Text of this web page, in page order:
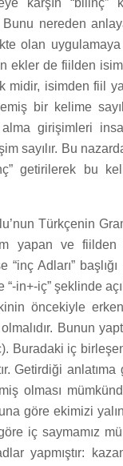
karşın
Bunu nereden
olan
ekler de fiilden
midir, isimden fiil
bir kelime
alma girişimleri
sayılır. Bu
getirilerek bu
Türkçenin
yapan ve fiilden
“inç Adları”
“-in+-iç” şeklinde
öncekiyle
Bunun
Buradaki iç
Getirdiği anlatıma
olması
göre ekimizi
iç saymamız
yapmıştır: